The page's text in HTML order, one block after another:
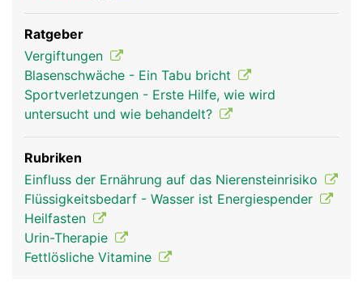
Ratgeber
Vergiftungen
Blasenschwäche - Ein Tabu bricht
Sportverletzungen - Erste Hilfe, wie wird
untersucht und wie behandelt?
Rubriken
Einfluss der Ernährung auf das Nierensteinrisiko
Flüssigkeitsbedarf - Wasser ist Energiespender
Heilfasten
Urin-Therapie
Fettlösliche Vitamine